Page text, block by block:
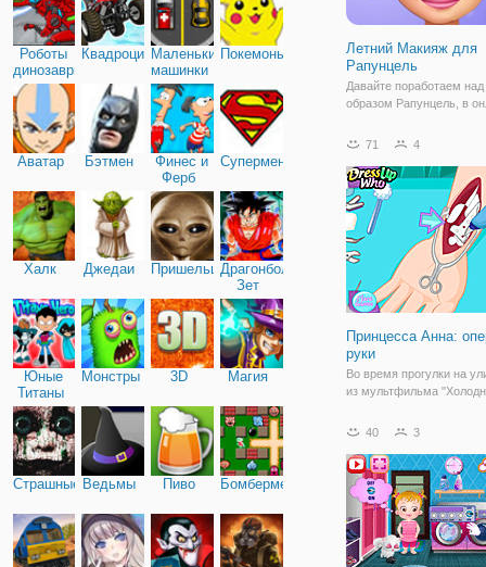
Роботы
динозавры
КвадроциклыМаленькие
машинки
Покемоны
Аватар Бэтмен
Финес и
Ферб
Супермен
Халк Джедаи ПришельцыДрагонболл
Зет
Юные
Титаны
Монстры 3D Магия
Страшные Ведьмы Пиво Бомбермен
Летний Макияж для
Рапунцель
Давайте поработаем
образом Рапунцель, в
Здесь вам предстоит
добиться идеального
первом мы работаем
71 4
Принцесса Анна:
руки
Во время прогулки на
из мультфильма
сломала себе руку.
вмешательство
игре "Принцесса Анна:
руки" вам
40 3